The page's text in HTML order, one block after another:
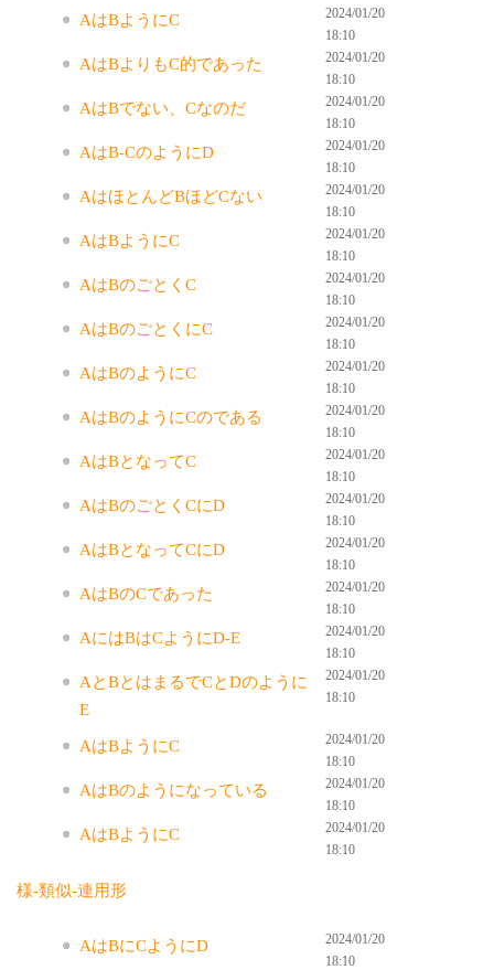
AはBようにC
2024/01/20
18:10
AはBよりもC的であった
2024/01/20
18:10
AはBでない、Cなのだ
2024/01/20
18:10
AはB-CのようにD
2024/01/20
18:10
AはほとんどBほどCない
2024/01/20
18:10
AはBようにC
2024/01/20
18:10
AはBのごとくC
2024/01/20
18:10
AはBのごとくにC
2024/01/20
18:10
AはBのようにC
2024/01/20
18:10
AはBのようにCのである
2024/01/20
18:10
AはBとなってC
2024/01/20
18:10
AはBのごとくCにD
2024/01/20
18:10
AはBとなってCにD
2024/01/20
18:10
AはBのCであった
2024/01/20
18:10
AにはBはCようにD-E
2024/01/20
18:10
AとBとはまるでCとDのように
E
2024/01/20
18:10
AはBようにC
2024/01/20
18:10
AはBのようになっている
2024/01/20
18:10
AはBようにC
2024/01/20
18:10
様-類似-連用形
AはBにCようにD
2024/01/20
18:10